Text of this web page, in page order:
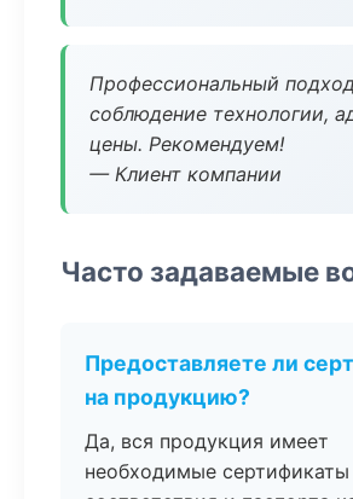
Профессиональный
соблюдение технологии,
цены. Рекомендуем!
— Клиент компании
Часто задаваемые
Предоставляете ли
на продукцию?
Да, вся продукция имеет
необходимые сертификаты